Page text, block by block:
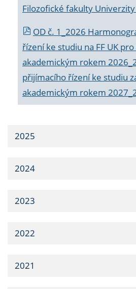
Filozofické fakulty
OD č. 1_2026
řízení ke studiu na FF UK
akademickým rokem
přijímacího řízení ke studiu
akademickým rokem
2025
2024
2023
2022
2021